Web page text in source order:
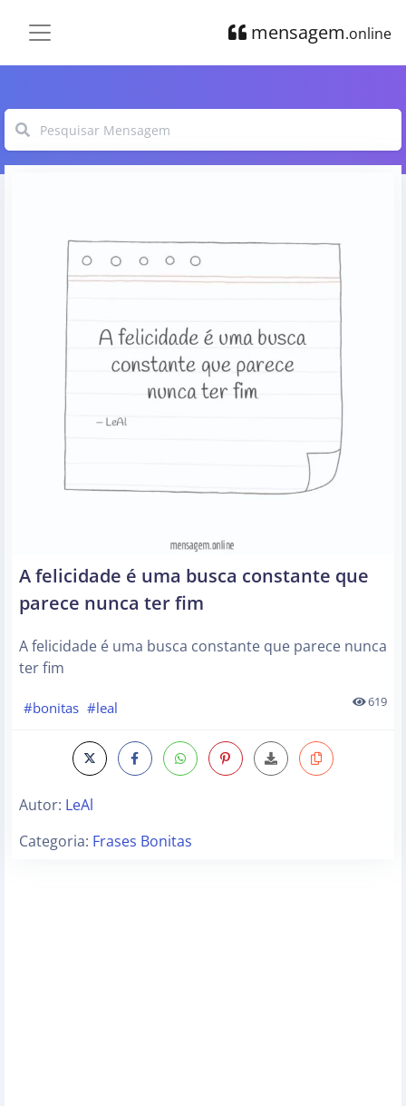
mensagem.online
A felicidade é uma busca constante que
parece nunca ter fim
A felicidade é uma busca constante que parece nunca
ter fim
#bonitas #leal 619
Autor: LeAl
Categoria: Frases Bonitas